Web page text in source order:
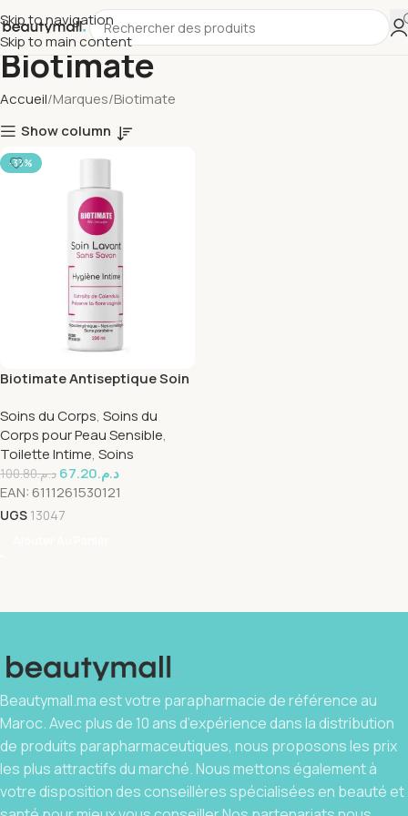
Skip to navigation
Skip to main content
Biotimate
Accueil Marques Biotimate
Show column
-33%
Biotimate Antiseptique Soin
Soins du Corps, Soins du
Corps pour Peau Sensible,
Toilette Intime, Soins
د.م.100.80 د.م.67.20
EAN: 6111261530121
UGS 13047
Beautymall.ma est votre parapharmacie de référence au
Maroc. Avec plus de 10 ans d’expérience dans la distribution
de produits parapharmaceutiques, nous proposons les prix
les plus attractifs du marché. Nous mettons également à
votre disposition des conseillères spécialisées en beauté et